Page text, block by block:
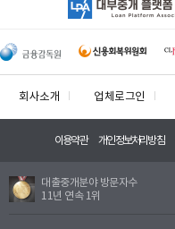
회사소개 업체로그인
이용약관 개인정보처리방침
대출중개분야 방문자수
11년 연속 1위